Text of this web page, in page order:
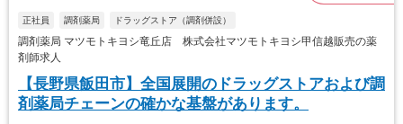
正社員 調剤薬局 ドラッグストア（調剤併設）
調剤薬局 マツモトキヨシ竜丘店 株式会社マツモトキヨシ甲信越販売の薬
剤師求人
【長野県飯田市】全国展開のドラッグストアおよび調
剤薬局チェーンの確かな基盤があります。